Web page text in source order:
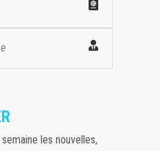
les nouvelles,